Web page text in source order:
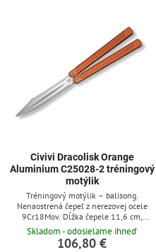
Civivi Dracolisk Orange
Aluminium C25028-2 tréningový
motýlik
Tréningový motýlik – balisong.
Nenaostrená čepeľ z nerezovej ocele
9Cr18Mov. Dĺžka čepele 11,6 cm,
celková dĺžka 25,5 cm. Rukoväť z
oranžového hliníka.
Skladom - odosielame ihneď
106,80 €